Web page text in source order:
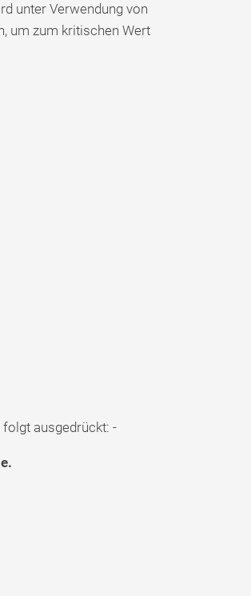
unter Verwendung von
um zum kritischen Wert
ausgedrückt: -